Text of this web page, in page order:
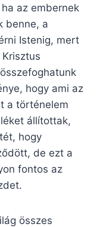
az embernek
benne, a
Istenig, mert
hogy ami az
a történelem
állítottak,
hogy
de ezt a
fontos az
összes